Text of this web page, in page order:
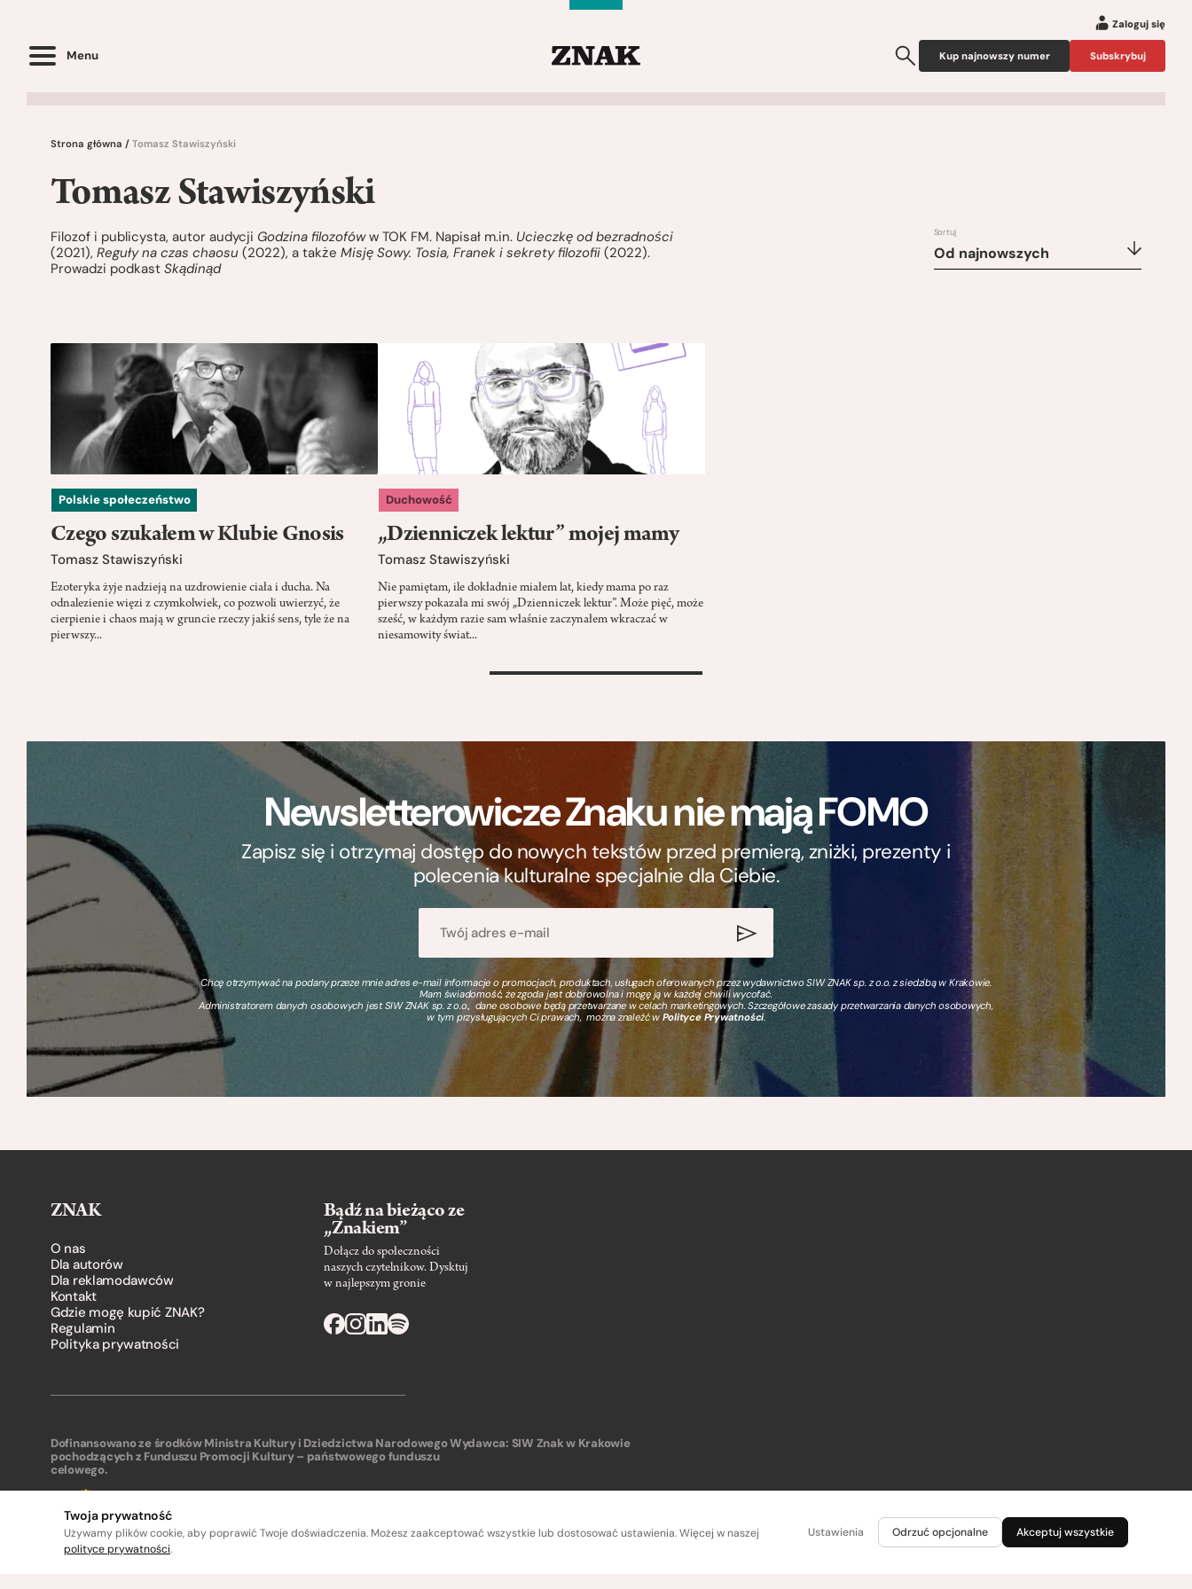
Menu
Zaloguj się
Kup najnowszy numer Subskrybuj
Strona główna / Tomasz Stawiszyński
Tomasz Stawiszyński
Filozof i publicysta, autor audycji Godzina filozofóww TOK FM. Napisał m.in. Ucieczkę od bezradności
(2021), Reguły na czas chaosu (2022), a także Misję Sowy. Tosia, Franek i sekrety filozofii (2022).
Prowadzi podkast Skądinąd
Sortuj
Od najnowszych
Polskie społeczeństwo
Czego szukałem w Klubie Gnosis
Tomasz Stawiszyński
Ezoteryka żyje nadzieją na uzdrowienie ciała i ducha. Na
odnalezienie więzi z czymkolwiek, co pozwoli uwierzyć, że
cierpienie i chaos mają w gruncie rzeczy jakiś sens, tyle że na
pierwszy...
Duchowość
„Dzienniczek lektur” mojej mamy
Tomasz Stawiszyński
Nie pamiętam, ile dokładnie miałem lat, kiedy mama po raz
pierwszy pokazała mi swój „Dzienniczek lektur”. Może pięć, może
sześć, w każdym razie sam właśnie zaczynałem wkraczać w
niesamowity świat...
>
Newsletterowicze Znaku nie mają FOMO
Zapisz się i otrzymaj dostęp do nowych tekstów przed premierą, zniżki, prezenty i
polecenia kulturalne specjalnie dla Ciebie.
Chcę otrzymywać na podany przeze mnie adres e-mail informacje o promocjach, produktach, usługach oferowanych przez wydawnictwo SIW ZNAK sp. z o.o. z siedzibą w Krakowie.
Mam świadomość, że zgoda jest dobrowolna i mogę ją w każdej chwili wycofać.
Administratorem danych osobowych jest SIW ZNAK sp. z o.o., dane osobowe będą przetwarzane w celach marketingowych. Szczegółowe zasady przetwarzania danych osobowych,
w tym przysługujących Ci prawach, można znaleźć wPolityce Prywatności.
ZNAK
O nas
Dla autorów
Dla reklamodawców
Kontakt
Gdzie mogę kupić ZNAK?
Regulamin
Polityka prywatności
Bądź na bieżąco ze
„Znakiem”
Dołącz do społeczności
naszych czytelnikow. Dysktuj
w najlepszym gronie
Dofinansowano ze środków Ministra Kultury i Dziedzictwa Narodowego
pochodzących z Funduszu Promocji Kultury – państwowego funduszu
celowego.
Wydawca: SIW Znak w Krakowie
Twoja prywatność
Używamy plików cookie, aby poprawić Twoje doświadczenia. Możesz zaakceptować wszystkie lub dostosować ustawienia. Więcej w naszej
polityce prywatności.
Ustawienia Odrzuć opcjonalne Akceptuj wszystkie